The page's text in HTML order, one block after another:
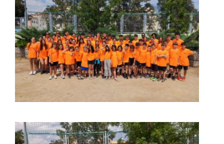
ACTIVITATS
CONTACTE
PATROCINADORS